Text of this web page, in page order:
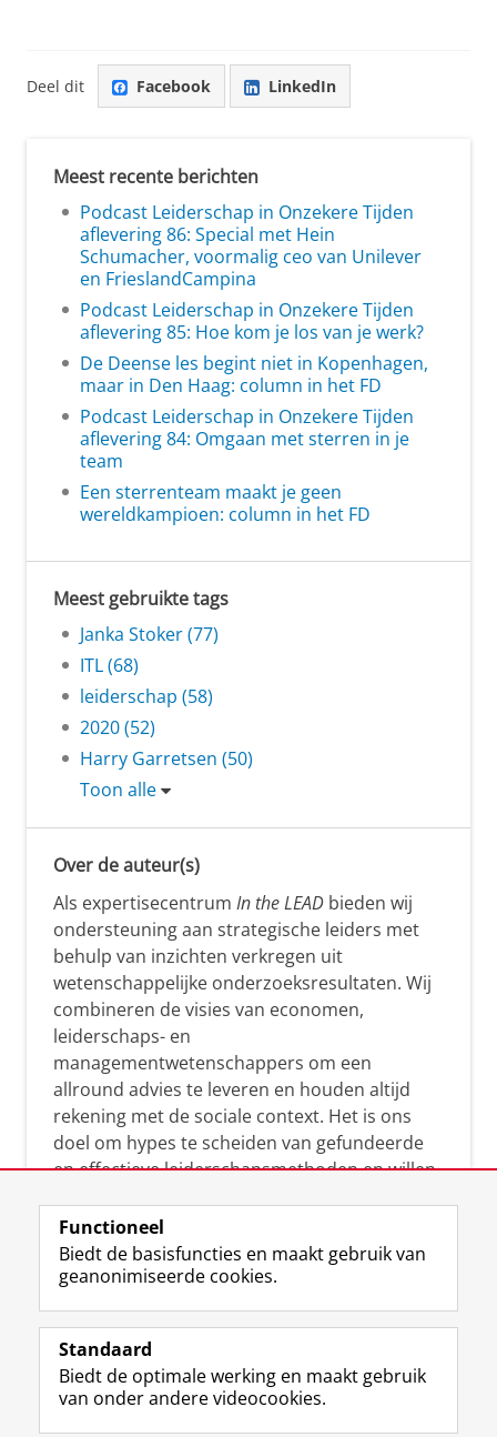
Deel dit Facebook LinkedIn
Meest recente berichten
Podcast Leiderschap in Onzekere Tijden
aflevering 86: Special met Hein
Schumacher, voormalig ceo van Unilever
en FrieslandCampina
Podcast Leiderschap in Onzekere Tijden
aflevering 85: Hoe kom je los van je werk?
De Deense les begint niet in Kopenhagen,
maar in Den Haag: column in het FD
Podcast Leiderschap in Onzekere Tijden
aflevering 84: Omgaan met sterren in je
team
Een sterrenteam maakt je geen
wereldkampioen: column in het FD
Meest gebruikte tags
Janka Stoker (77)
ITL (68)
leiderschap (58)
2020 (52)
Harry Garretsen (50)
Toon alle
Over de auteur(s)
Als expertisecentrum In the LEAD bieden wij
ondersteuning aan strategische leiders met
behulp van inzichten verkregen uit
wetenschappelijke onderzoeksresultaten. Wij
combineren de visies van economen,
leiderschaps- en
managementwetenschappers om een
allround advies te leveren en houden altijd
rekening met de sociale context. Het is ons
doel om hypes te scheiden van gefundeerde
en effectieve leiderschapsmethoden en willen
manier te reageren op economische en
maatschappelijke kwesties. Samen tillen wij
het leiderschap in uw organisatie naar een
Functioneel
Biedt de basisfuncties en maakt gebruik van
geanonimiseerde cookies.
Standaard
Biedt de optimale werking en maakt gebruik
van onder andere videocookies.